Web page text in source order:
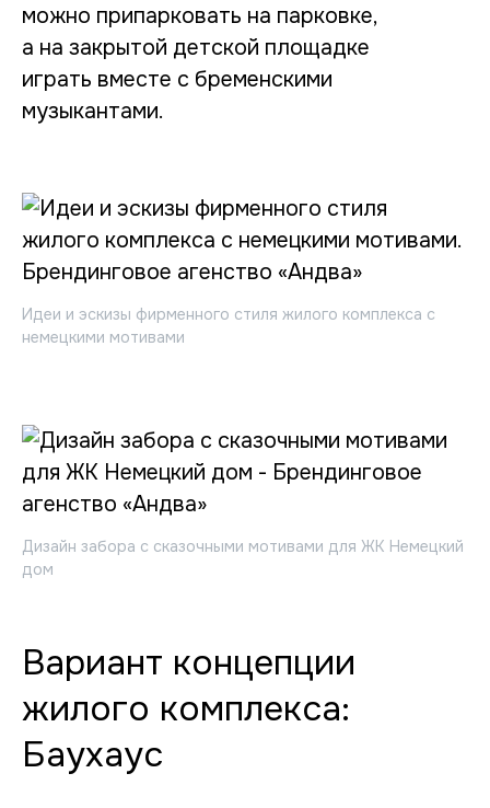
можно припарковать на парковке,
а на закрытой детской площадке
играть вместе с бременскими
музыкантами.
Идеи и эскизы фирменного стиля жилого комплекса с
немецкими мотивами
Дизайн забора с сказочными мотивами для ЖК Немецкий
дом
Вариант концепции
жилого комплекса:
Баухаус